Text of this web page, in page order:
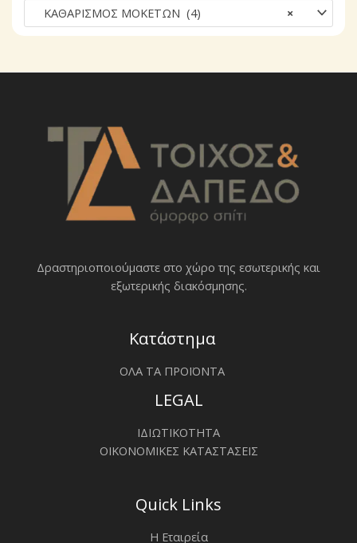
τ
σ
×
ΚΑΘΑΡΙΣΜΟΣ ΜΟΚΕΤΩΝ (4)
Δραστηριοποιoύμαστε στο χώρο της εσωτερικής και
εξωτερικής διακόσμησης.
Κατάστημα
ΟΛΑ ΤΑ ΠΡΟΪΟΝΤΑ
LEGAL
ΙΔΙΩΤΙΚΟΤΗΤΑ
ΟΙΚΟΝΟΜΙΚΕΣ ΚΑΤΑΣΤΑΣΕΙΣ
Quick Links
Η Εταιρεία